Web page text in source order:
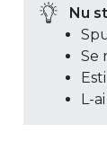
Nu
Se
L-